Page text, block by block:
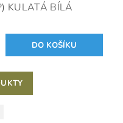
KULATÁ BÍLÁ